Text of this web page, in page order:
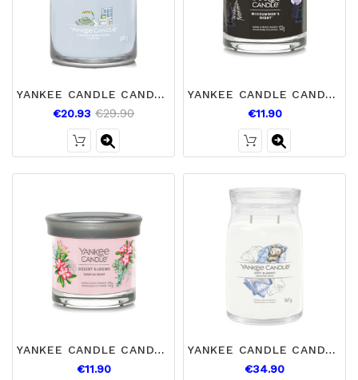
YANKEE CANDLE CANDELA MEDIA CALM AND QUIET
€20.93 €29.90
YANKEE CANDLE CANDELA TUMBLER MIDSUMMERS NIGHT
€11.90
YANKEE CANDLE CANDELA TUMBLER DESERT BLOOMS
€11.90
YANKEE CANDLE CANDELA GRANDE SOFT BLANKET
€34.90